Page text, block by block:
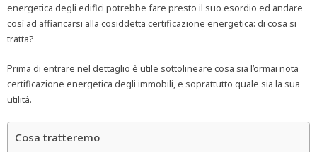
energetica degli edifici potrebbe fare presto il suo esordio ed andare
così ad affiancarsi alla cosiddetta certificazione energetica: di cosa si
tratta?
Prima di entrare nel dettaglio è utile sottolineare cosa sia l’ormai nota
certificazione energetica degli immobili, e soprattutto quale sia la sua
utilità.
Cosa tratteremo